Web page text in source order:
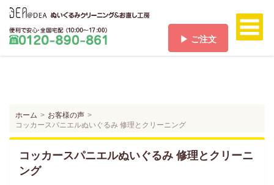
▶ ご注文
ご注文
ORDER
ご注文の流れ
ホーム
お客様の声
コッカースパニエルぬいぐるみ 修理とクリーニング
コッカースパニエルぬいぐるみ 修理とクリーニ
ング